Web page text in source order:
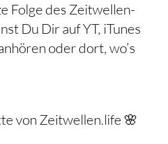
Folge des Zeitwellen-
Du Dir auf YT, iTunes
oder dort, wo’s
von Zeitwellen.life 🌸